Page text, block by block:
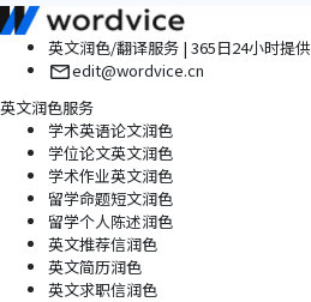
英文润色/翻译服务 | 365日24小时提供
edit@wordvice.cn
英文润色服务
学术英语论文润色
学位论文英文润色
学术作业英文润色
留学命题短文润色
留学个人陈述润色
英文推荐信润色
英文简历润色
英文求职信润色